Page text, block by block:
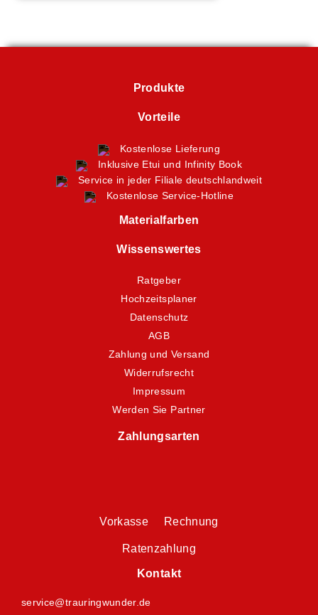
Produkte
Vorteile
Kostenlose Lieferung
Inklusive Etui und Infinity Book
Service in jeder Filiale deutschlandweit
Kostenlose Service-Hotline
Materialfarben
Wissenswertes
Ratgeber
Hochzeitsplaner
Datenschutz
AGB
Zahlung und Versand
Widerrufsrecht
Impressum
Werden Sie Partner
Zahlungsarten
Vorkasse Rechnung
Ratenzahlung
Kontakt
service@trauringwunder.de